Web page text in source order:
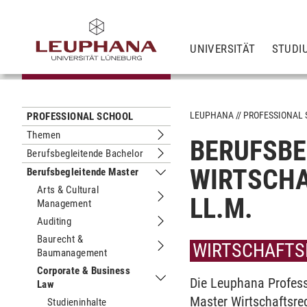
UNIVERSITÄT
PROFESSIONAL SCHOOL
Themen
Untermenu Themen
Berufsbegleitende Bachelor
Untermenu Berufsbegleitende
Berufsbegleitende Master
Untermenu Berufsbegleitende
Arts & Cultural
Management
Untermenu Arts & Cultural
Auditing
Untermenu Auditing
Baurecht &
Baumanagement
Untermenu Baurecht &
Corporate & Business
Law
Untermenu Corporate & Business
Studieninhalte
LEUPHANA PROFESSIONAL
LL.M.
Die Leuphana
Master